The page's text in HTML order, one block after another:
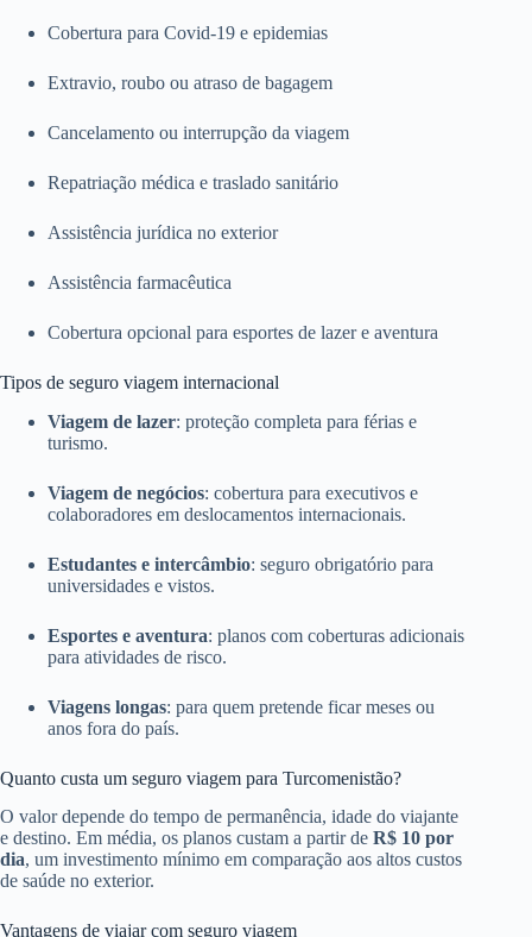
Cobertura para Covid-19 e epidemias
Extravio, roubo ou atraso de bagagem
Cancelamento ou interrupção da viagem
Repatriação médica e traslado sanitário
Assistência jurídica no exterior
Assistência farmacêutica
Cobertura opcional para esportes de lazer e aventura
Tipos de seguro viagem internacional
Viagem de lazer: proteção completa para férias e
turismo.
Viagem de negócios: cobertura para executivos e
colaboradores em deslocamentos internacionais.
Estudantes e intercâmbio: seguro obrigatório para
universidades e vistos.
Esportes e aventura: planos com coberturas adicionais
para atividades de risco.
Viagens longas: para quem pretende ficar meses ou
anos fora do país.
Quanto custa um seguro viagem para Turcomenistão?
O valor depende do tempo de permanência, idade do viajante
e destino. Em média, os planos custam a partir de R$ 10 por
dia, um investimento mínimo em comparação aos altos custos
de saúde no exterior.
Vantagens de viajar com seguro viagem